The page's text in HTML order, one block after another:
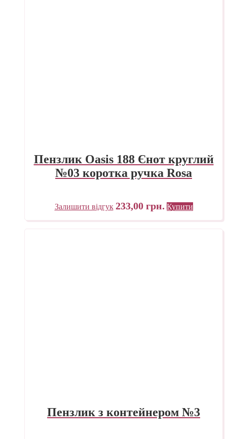
Пензлик Oasis 188 Єнот круглий
№03 коротка ручка Rosa
Залишити відгук 233,00 грн. Купити
Пензлик з контейнером №3